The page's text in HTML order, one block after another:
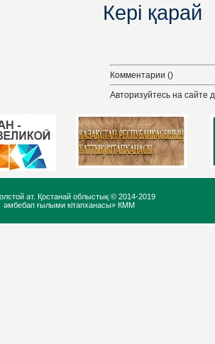
Кері қарай
Комментарии ()
Авторизуйтесь на сайте
ат. Қостанай облыстық © 2014-2019
әмбебап ғылыми кітапханасы» КММ